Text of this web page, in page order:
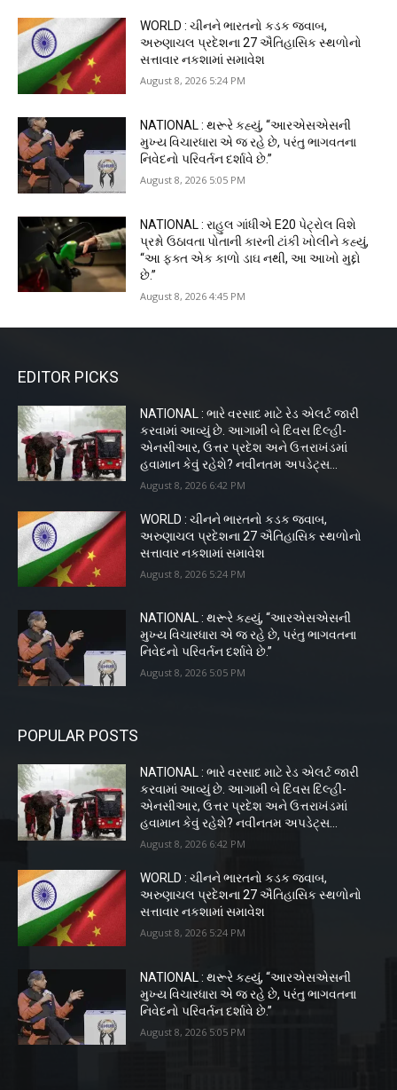
WORLD : ચીનને ભારતનો કડક જવાબ,
અરુણાચલ પ્રદેશના 27 ઐતિહાસિક સ્થળોનો
સત્તાવાર નકશામાં સમાવેશ
August 8, 2026 5:24 PM
NATIONAL : થરૂરે કહ્યું, “આરએસએસની
મુખ્ય વિચારધારા એ જ રહે છે, પરંતુ ભાગવતના
નિવેદનો પરિવર્તન દર્શાવે છે.”
August 8, 2026 5:05 PM
NATIONAL : રાહુલ ગાંધીએ E20 પેટ્રોલ વિશે
પ્રશ્નો ઉઠાવતા પોતાની કારની ટાંકી ખોલીને કહ્યું,
“આ ફક્ત એક કાળો ડાઘ નથી, આ આખો મુદ્દો
છે.”
August 8, 2026 4:45 PM
EDITOR PICKS
NATIONAL : ભારે વરસાદ માટે રેડ એલર્ટ જારી
કરવામાં આવ્યું છે. આગામી બે દિવસ દિલ્હી-
એનસીઆર, ઉત્તર પ્રદેશ અને ઉત્તરાખંડમાં
હવામાન કેવું રહેશે? નવીનતમ અપડેટ્સ...
August 8, 2026 6:42 PM
WORLD : ચીનને ભારતનો કડક જવાબ,
અરુણાચલ પ્રદેશના 27 ઐતિહાસિક સ્થળોનો
સત્તાવાર નકશામાં સમાવેશ
August 8, 2026 5:24 PM
NATIONAL : થરૂરે કહ્યું, “આરએસએસની
મુખ્ય વિચારધારા એ જ રહે છે, પરંતુ ભાગવતના
નિવેદનો પરિવર્તન દર્શાવે છે.”
August 8, 2026 5:05 PM
POPULAR POSTS
NATIONAL : ભારે વરસાદ માટે રેડ એલર્ટ જારી
કરવામાં આવ્યું છે. આગામી બે દિવસ દિલ્હી-
એનસીઆર, ઉત્તર પ્રદેશ અને ઉત્તરાખંડમાં
હવામાન કેવું રહેશે? નવીનતમ અપડેટ્સ...
August 8, 2026 6:42 PM
WORLD : ચીનને ભારતનો કડક જવાબ,
અરુણાચલ પ્રદેશના 27 ઐતિહાસિક સ્થળોનો
સત્તાવાર નકશામાં સમાવેશ
August 8, 2026 5:24 PM
NATIONAL : થરૂરે કહ્યું, “આરએસએસની
મુખ્ય વિચારધારા એ જ રહે છે, પરંતુ ભાગવતના
નિવેદનો પરિવર્તન દર્શાવે છે.”
August 8, 2026 5:05 PM